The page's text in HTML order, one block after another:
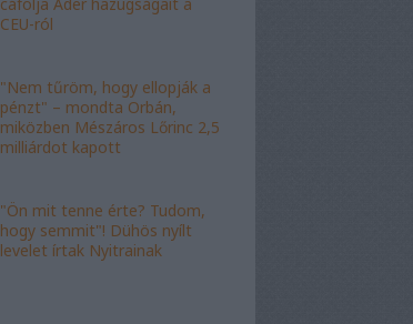
CEU-ról
"Nem tűröm, hogy ellopják a
pénzt" – mondta Orbán,
miközben Mészáros Lőrinc 2,5
milliárdot kapott
"Ön mit tenne érte? Tudom,
hogy semmit"! Dühös nyílt
levelet írtak Nyitrainak